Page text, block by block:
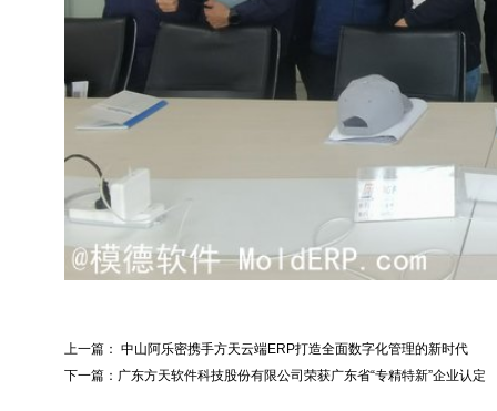
上一篇： 中山阿乐密携手方天云端ERP打造全面数字化管理的新时代
下一篇： 广东方天软件科技股份有限公司荣获广东省“专精特新”企业认定